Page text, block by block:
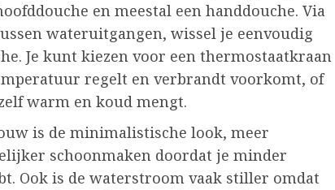
en meestal een handdouche. Via
wateruitgangen, wissel je eenvoudig
Je kunt kiezen voor een thermostaatkraan
regelt en verbrandt voorkomt, of
warm en koud mengt.
is de minimalistische look, meer
schoonmaken doordat je minder
Ook is de waterstroom vaak stiller omdat